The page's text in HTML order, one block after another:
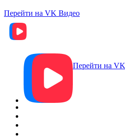
Перейти на VK Видео
Перейти на